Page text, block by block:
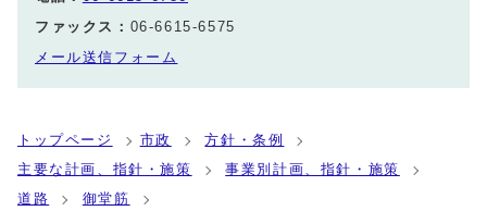
ファックス： 06-6615-6575
メール送信フォーム
トップページ 市政
方針・条例
主要な計画、指針・施策
事業別計画、指針・施策
道路
御堂筋